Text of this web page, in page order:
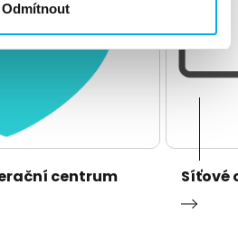
Odmítnout
centrum
Síťové